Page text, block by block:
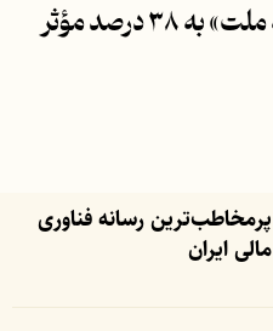
نرخ بازدهی صندوق «خزانه ملت» به ۳۸ درصد مؤثر
پرمخاطب‌ترین رسانه فناوری
مالی ایران